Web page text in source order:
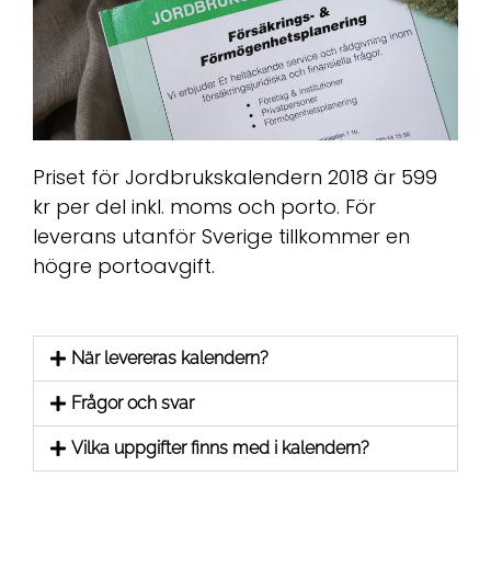
Priset för Jordbrukskalendern 2018 är 599
kr per del inkl. moms och porto. För
leverans utanför Sverige tillkommer en
högre portoavgift.
När levereras kalendern?
Frågor och svar
Vilka uppgifter finns med i kalendern?